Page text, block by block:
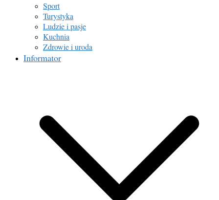
Sport
Turystyka
Ludzie i pasje
Kuchnia
Zdrowie i uroda
Informator